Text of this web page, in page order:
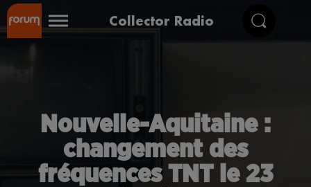
Collector Radio
Nouvelle-Aquitaine :
changement des
fréquences TNT le 23